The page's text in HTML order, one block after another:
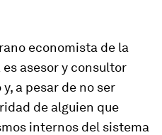
economista de la
es asesor y consultor
a pesar de no ser
de alguien que
internos del sistema